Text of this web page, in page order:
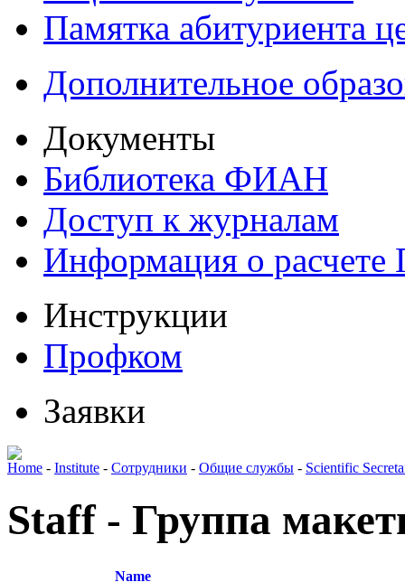
Памятка абитуриента
Дополнительное
Документы
Библиотека ФИАН
Доступ к журналам
Информация о
Инструкции
Профком
Заявки
Home - Institute - Сотрудники - Общие службы - Scientific
Staff - Группа
Name